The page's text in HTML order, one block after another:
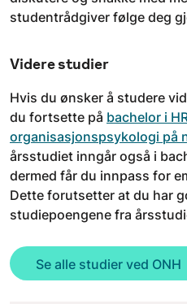
studentrådgiver følge deg
Videre studier
Hvis du ønsker å studere
du fortsette på bachelor i
organisasjonspsykologi på
årsstudiet inngår også i
dermed får du innpass for
Dette forutsetter at du har
studiepoengene fra
Se alle studier ved ONH